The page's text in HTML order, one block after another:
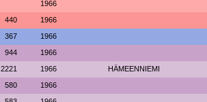
1966
440 1966
367 1966
944 1966
2221 1966 HÄMEENNIEMI
580 1966